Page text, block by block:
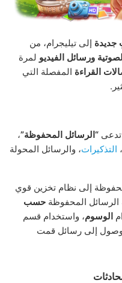
إلى تيليجرام، من
ورسائل الفيديو لمرة
القراءة المفصلة التي
“الرسائل المحفوظة”،
التذكيرات، والرسائل المحولة
إلى نظام تخزين قوي
الرسائل المحفوظة حسب
الوسوم، واستخدام قسم
إلى رسائل قمت